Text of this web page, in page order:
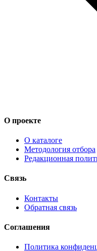
О проекте
О каталоге
Методология отбора
Редакционная
Связь
Контакты
Обратная связь
Соглашения
Политика